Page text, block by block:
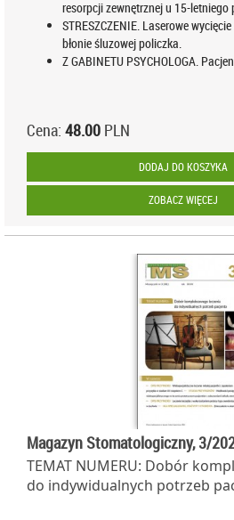
resorpcji zewnętrznej u 15-letniego
STRESZCZENIE. Laserowe
błonie śluzowej policzka.
Z GABINETU PSYCHOLOGA.
Cena: 48.00 PLN
DODAJ DO KOSZYKA
ZOBACZ WIĘCEJ
Magazyn Stomatologiczny, 3/
TEMAT NUMERU: Dobór
do indywidualnych potrzeb